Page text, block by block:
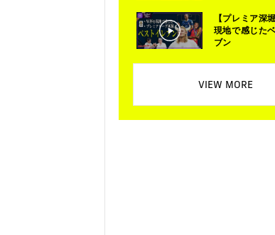
【プレミア深
現地で感じた
ブン
VIEW MORE